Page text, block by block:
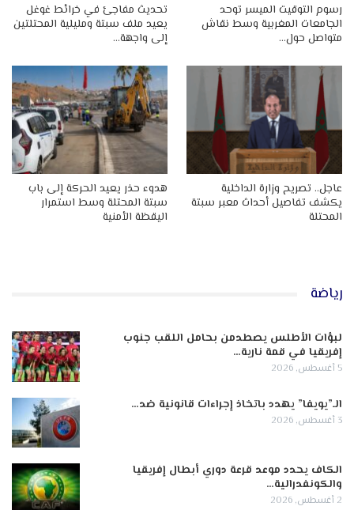
رسوم التوقيت الميسر توحد
الجامعات المغربية وسط نقاش
متواصل حول…
تحديث مفاجئ في خرائط غوغل
يعيد ملف سبتة ومليلية المحتلتين
إلى واجهة…
عاجل.. تصريح وزارة الداخلية
يكشف تفاصيل أحداث معبر سبتة
المحتلة
هدوء حذر يعيد الحركة إلى باب
سبتة المحتلة وسط استمرار
اليقظة الأمنية
رياضة
لبؤات الأطلس يصطدمن بحامل اللقب جنوب
إفريقيا في قمة نارية…
5 أغسطس, 2026
الـ”يويفا” يهدد باتخاذ إجراءات قانونية ضد…
3 أغسطس, 2026
الكاف يحدد موعد قرعة دوري أبطال إفريقيا
والكونفدرالية…
2 أغسطس, 2026